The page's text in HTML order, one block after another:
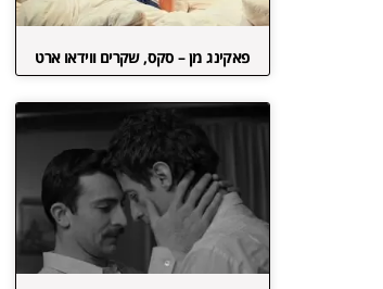
פאקינג מן – סקס, שקרים ווידאו ארט